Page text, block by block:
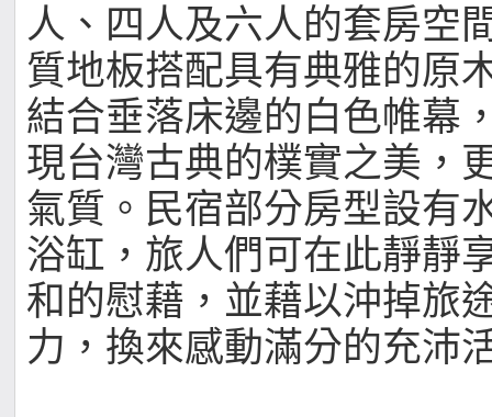
人、四人及六人的套房空
質地板搭配具有典雅的原
結合垂落床邊的白色帷幕
現台灣古典的樸實之美，
氣質。民宿部分房型設有
浴缸，旅人們可在此靜靜
和的慰藉，並藉以沖掉旅
力，換來感動滿分的充沛